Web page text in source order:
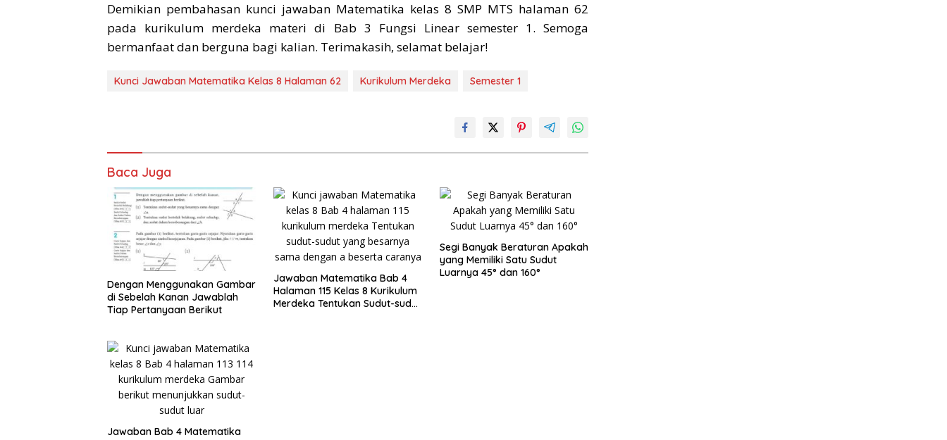
Demikian pembahasan kunci jawaban Matematika kelas 8 SMP MTS halaman 62
pada kurikulum merdeka materi di Bab 3 Fungsi Linear semester 1. Semoga
bermanfaat dan berguna bagi kalian. Terimakasih, selamat belajar!
Kunci Jawaban Matematika Kelas 8 Halaman 62 Kurikulum Merdeka Semester 1
Baca Juga
Dengan Menggunakan Gambar
di Sebelah Kanan Jawablah
Tiap Pertanyaan Berikut
Jawaban Matematika Bab 4
Halaman 115 Kelas 8 Kurikulum
Merdeka Tentukan Sudut-sudut
Segi Banyak Beraturan Apakah
yang Memiliki Satu Sudut
Luarnya 45° dan 160°
Jawaban Bab 4 Matematika